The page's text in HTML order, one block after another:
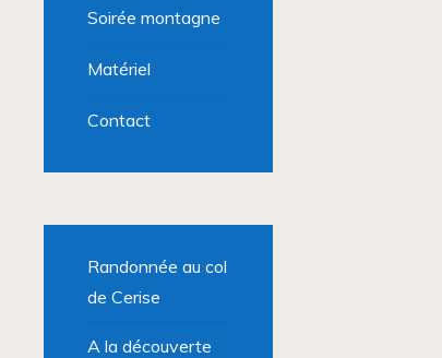
Soirée montagne
Matériel
Contact
Randonnée au col
de Cerise
A la découverte